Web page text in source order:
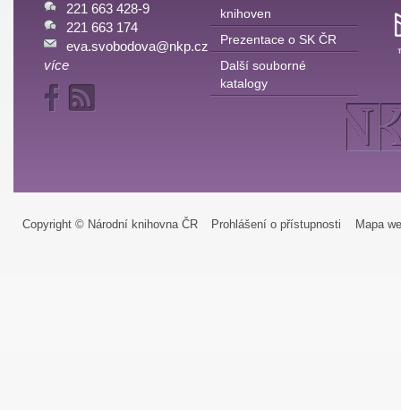
221 663 428-9
221 663 174
eva.svobodova@nkp.cz
více
knihoven
Prezentace o SK ČR
Další souborné
katalogy
Copyright © Národní knihovna ČR Prohlášení o přístupnosti Mapa